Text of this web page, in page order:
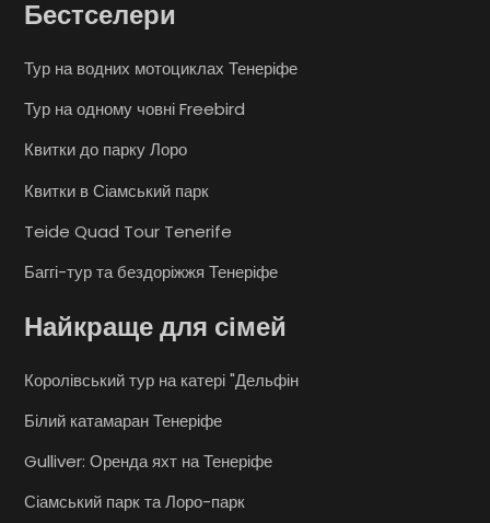
Бестселери
Тур на водних мотоциклах Тенеріфе
Тур на одному човні Freebird
Квитки до парку Лоро
Квитки в Сіамський парк
Teide Quad Tour Tenerife
Баггі-тур та бездоріжжя Тенеріфе
Найкраще для сімей
Королівський тур на катері "Дельфін
Білий катамаран Тенеріфе
Gulliver: Оренда яхт на Тенеріфе
Сіамський парк та Лоро-парк